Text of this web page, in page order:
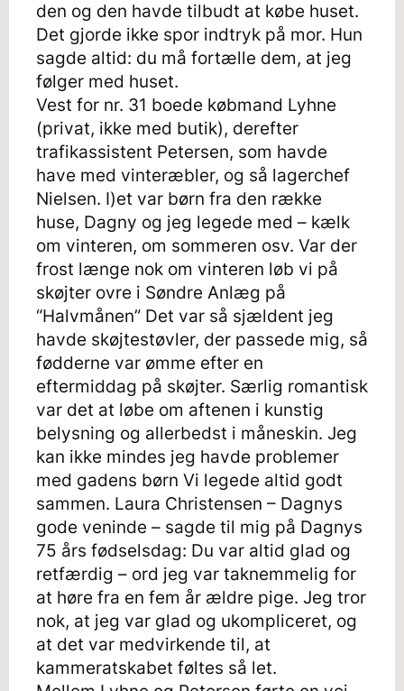
den og den havde tilbudt at købe huset.
Det gjorde ikke spor indtryk på mor. Hun
sagde altid: du må fortælle dem, at jeg
følger med huset.
Vest for nr. 31 boede købmand Lyhne
(privat, ikke med butik), derefter
trafikassistent Petersen, som havde
have med vinteræbler, og så lagerchef
Nielsen. I)et var børn fra den række
huse, Dagny og jeg legede med – kælk
om vinteren, om sommeren osv. Var der
frost længe nok om vinteren løb vi på
skøjter ovre i Søndre Anlæg på
“Halvmånen” Det var så sjældent jeg
havde skøjtestøvler, der passede mig, så
fødderne var ømme efter en
eftermiddag på skøjter. Særlig romantisk
var det at løbe om aftenen i kunstig
belysning og allerbedst i måneskin. Jeg
kan ikke mindes jeg havde problemer
med gadens børn Vi legede altid godt
sammen. Laura Christensen – Dagnys
gode veninde – sagde til mig på Dagnys
75 års fødselsdag: Du var altid glad og
retfærdig – ord jeg var taknemmelig for
at høre fra en fem år ældre pige. Jeg tror
nok, at jeg var glad og ukompliceret, og
at det var medvirkende til, at
kammeratskabet føltes så let.